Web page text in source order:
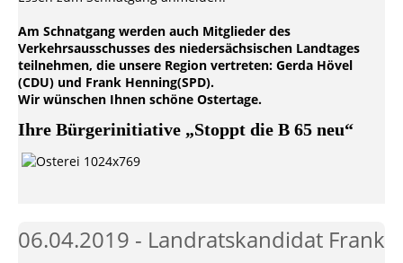
Am Schnatgang werden auch Mitglieder des
Verkehrsausschusses des niedersächsischen Landtages
teilnehmen, die unsere Region vertreten: Gerda Hövel
(CDU) und Frank Henning(SPD).
Wir wünschen Ihnen schöne Ostertage.
Ihre Bürgerinitiative „Stoppt die B 65 neu“
06.04.2019 - Landratskandidat Frank